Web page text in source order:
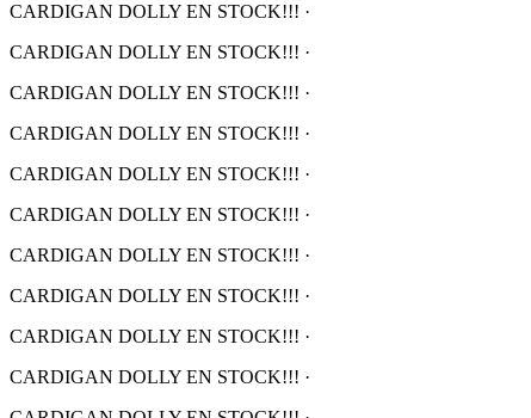
CARDIGAN DOLLY EN STOCK!!! ·
CARDIGAN DOLLY EN STOCK!!! ·
CARDIGAN DOLLY EN STOCK!!! ·
CARDIGAN DOLLY EN STOCK!!! ·
CARDIGAN DOLLY EN STOCK!!! ·
CARDIGAN DOLLY EN STOCK!!! ·
CARDIGAN DOLLY EN STOCK!!! ·
CARDIGAN DOLLY EN STOCK!!! ·
CARDIGAN DOLLY EN STOCK!!! ·
CARDIGAN DOLLY EN STOCK!!! ·